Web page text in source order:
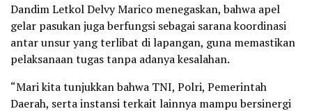
Dandim Letkol Delvy Marico menegaskan, bahwa apel
gelar pasukan juga berfungsi sebagai sarana koordinasi
antar unsur yang terlibat di lapangan, guna memastikan
pelaksanaan tugas tanpa adanya kesalahan.
“Mari kita tunjukkan bahwa TNI, Polri, Pemerintah
Daerah, serta instansi terkait lainnya mampu bersinergi